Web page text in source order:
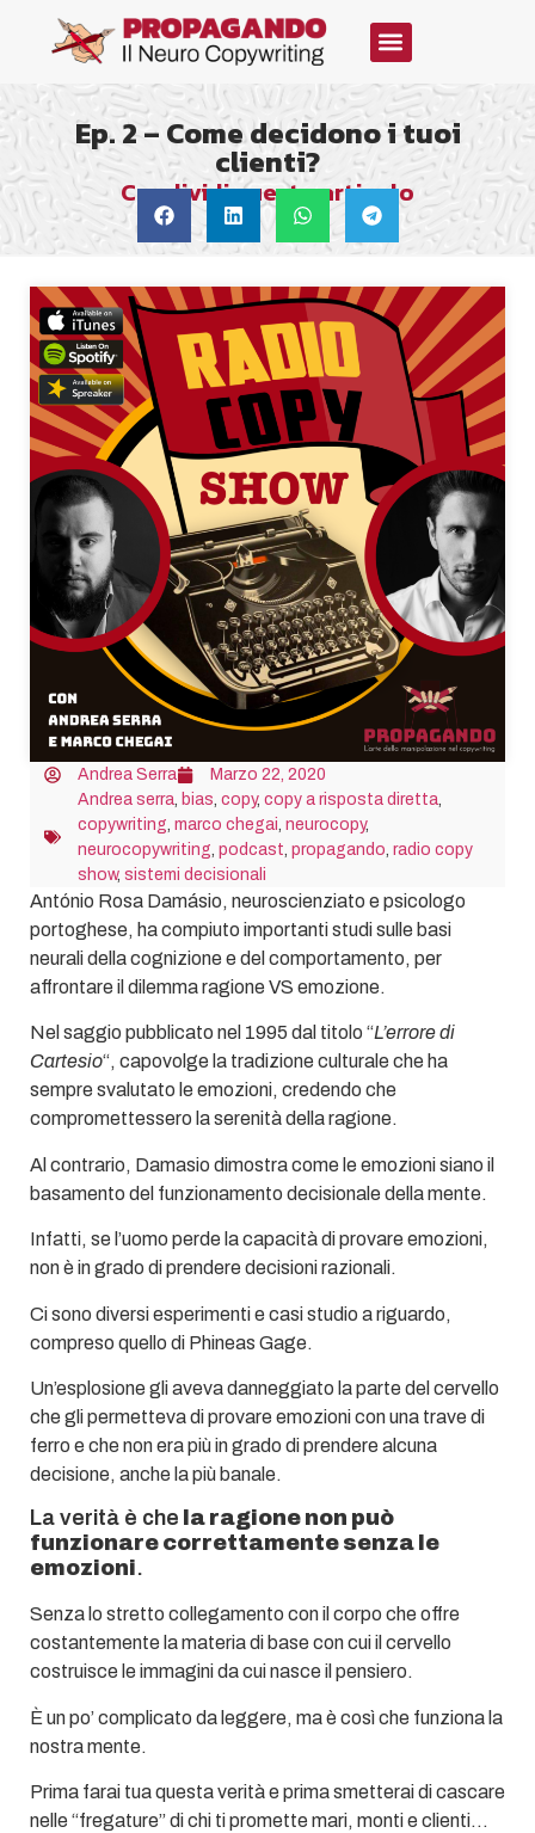
Ep. 2 – Come decidono i tuoi
clienti?
Condividi questo articolo
Andrea Serra
Marzo 22, 2020
Andrea serra, bias, copy, copy a risposta diretta,
copywriting, marco chegai, neurocopy,
neurocopywriting, podcast, propagando, radio copy
show, sistemi decisionali
António Rosa Damásio, neuroscienziato e psicologo
portoghese, ha compiuto importanti studi sulle basi
neurali della cognizione e del comportamento, per
affrontare il dilemma ragione VS emozione.
Nel saggio pubblicato nel 1995 dal titolo “L’errore di
Cartesio“, capovolge la tradizione culturale che ha
sempre svalutato le emozioni, credendo che
compromettessero la serenità della ragione.
Al contrario, Damasio dimostra come le emozioni siano il
basamento del funzionamento decisionale della mente.
Infatti, se l’uomo perde la capacità di provare emozioni,
non è in grado di prendere decisioni razionali.
Ci sono diversi esperimenti e casi studio a riguardo,
compreso quello di Phineas Gage.
Un’esplosione gli aveva danneggiato la parte del cervello
che gli permetteva di provare emozioni con una trave di
ferro e che non era più in grado di prendere alcuna
decisione, anche la più banale.
La verità è che la ragione non può
funzionare correttamente senza le
emozioni.
Senza lo stretto collegamento con il corpo che offre
costantemente la materia di base con cui il cervello
costruisce le immagini da cui nasce il pensiero.
È un po’ complicato da leggere, ma è così che funziona la
nostra mente.
Prima farai tua questa verità e prima smetterai di cascare
nelle “fregature” di chi ti promette mari, monti e clienti…